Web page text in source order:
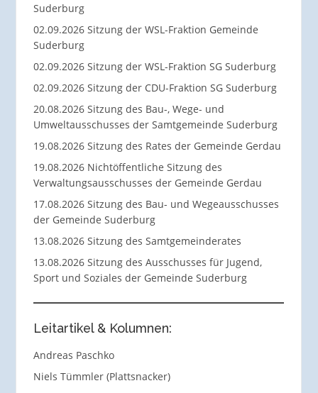
Suderburg
02.09.2026 Sitzung der WSL-Fraktion Gemeinde
Suderburg
02.09.2026 Sitzung der WSL-Fraktion SG Suderburg
02.09.2026 Sitzung der CDU-Fraktion SG Suderburg
20.08.2026 Sitzung des Bau-, Wege- und
Umweltausschusses der Samtgemeinde Suderburg
19.08.2026 Sitzung des Rates der Gemeinde Gerdau
19.08.2026 Nichtöffentliche Sitzung des
Verwaltungsausschusses der Gemeinde Gerdau
17.08.2026 Sitzung des Bau- und Wegeausschusses
der Gemeinde Suderburg
13.08.2026 Sitzung des Samtgemeinderates
13.08.2026 Sitzung des Ausschusses für Jugend,
Sport und Soziales der Gemeinde Suderburg
Leitartikel & Kolumnen:
Andreas Paschko
Niels Tümmler (Plattsnacker)